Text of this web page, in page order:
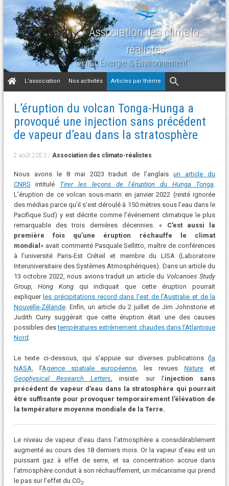
Association des climato-
réalistes
Climat, Énergie & Environnement
Aller
au
L’association Nos activités Articles par thème
L’éruption du volcan Tonga-Hunga a
provoqué une injection sans précédent
de vapeur d’eau dans la stratosphère
2 août 2023/ Association des climato-réalistes
Nous avons le 8 mai 2023 traduit de l’anglaisun article du
CNRS intitulé Tirer les leçons de l’éruption du Hunga Tonga.
L’éruption de ce volcan sous-marin en janvier 2022 (resté ignorée
des médias parce qu’il s’est déroulé à 150 mètres sous l’eau dans le
Pacifique Sud) y est décrite comme l’événement climatique le plus
remarquable des trois dernières décennies. « C’est aussi la
première fois qu’une éruption réchauffe le climat
mondial » avait commenté Pasquale Sellitto, maître de conférences
à l’université Paris-Est Créteil et membre du LISA (Laboratoire
Interuniversitaire des Systèmes Atmosphériques). Dans un article du
13 octobre 2022, nous avions traduit un article du Volcanoes Study
Group, Hong Kongqui indiquait que cette éruption pourrait
expliquer les précipitations record dans l’est de l’Australie et de la
Nouvelle-Zélande. Enfin, un article du 2 juillet de Jim Johnstone et
Judith Curry suggérait que cette éruption était une des causes
possibles destempératures extrêmement chaudes dans l’Atlantique
Nord .
Le texte ci-dessous, qui s’appuie sur diverses publications (la
NASA , l’Agence spatiale européenne, les revuesNature et
Geophysical Research Letters , insiste sur l’injection sans
précédent de vapeur d’eau dans la stratosphère qui pourrait
être suffisante pour provoquer temporairement l’élévation de
la température moyenne mondiale de la Terre.
Le niveau de vapeur d’eau dans l’atmosphère a considérablement
augmenté au cours des 18 derniers mois. Or la vapeur d’eau est un
puissant gaz à effet de serre, et sa concentration accrue dans
l’atmosphère conduit à son réchauffement, un mécanisme qui prend
le pas sur l’effet du CO2.